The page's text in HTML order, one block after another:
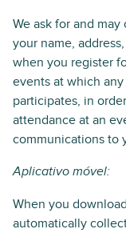
We ask for and
your name,
when you register
events at which
participates, in
attendance at an
communications to
Aplicativo móvel:
When you
automatically